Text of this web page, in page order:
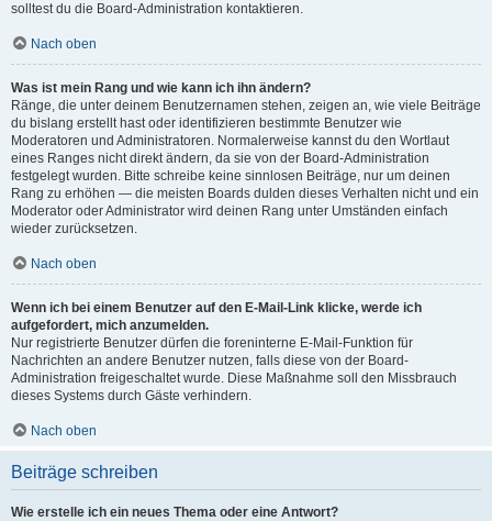
solltest du die Board-Administration kontaktieren.
Nach oben
Was ist mein Rang und wie kann ich ihn ändern?
Ränge, die unter deinem Benutzernamen stehen, zeigen an, wie viele Beiträge
du bislang erstellt hast oder identifizieren bestimmte Benutzer wie
Moderatoren und Administratoren. Normalerweise kannst du den Wortlaut
eines Ranges nicht direkt ändern, da sie von der Board-Administration
festgelegt wurden. Bitte schreibe keine sinnlosen Beiträge, nur um deinen
Rang zu erhöhen — die meisten Boards dulden dieses Verhalten nicht und ein
Moderator oder Administrator wird deinen Rang unter Umständen einfach
wieder zurücksetzen.
Nach oben
Wenn ich bei einem Benutzer auf den E-Mail-Link klicke, werde ich
aufgefordert, mich anzumelden.
Nur registrierte Benutzer dürfen die foreninterne E-Mail-Funktion für
Nachrichten an andere Benutzer nutzen, falls diese von der Board-
Administration freigeschaltet wurde. Diese Maßnahme soll den Missbrauch
dieses Systems durch Gäste verhindern.
Nach oben
Beiträge schreiben
Wie erstelle ich ein neues Thema oder eine Antwort?